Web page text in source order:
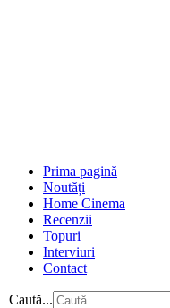
Prima pagină
Noutăți
Home Cinema
Recenzii
Topuri
Interviuri
Contact
Caută...